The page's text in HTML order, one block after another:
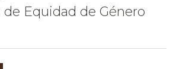
Equidad de Género